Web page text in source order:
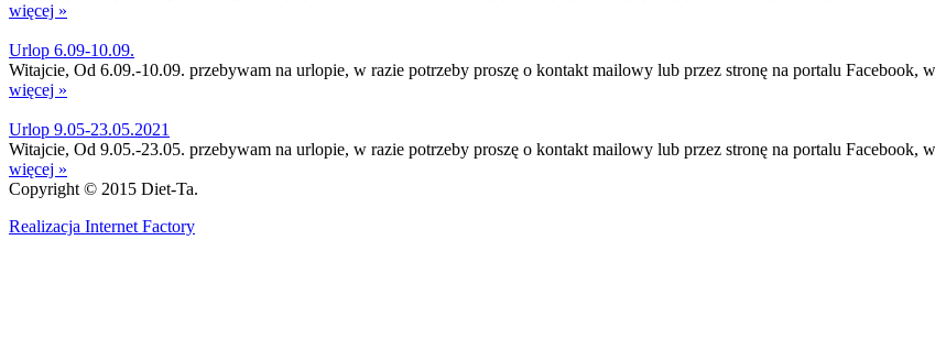
więcej »
Urlop 6.09-10.09.
Witajcie, Od 6.09.-10.09. przebywam na urlopie, w razie potrzeby proszę o kontakt mailowy lub przez stronę na portalu Facebook,
więcej »
Urlop 9.05-23.05.2021
Witajcie, Od 9.05.-23.05. przebywam na urlopie, w razie potrzeby proszę o kontakt mailowy lub przez stronę na portalu Facebook,
więcej »
Copyright © 2015 Diet-Ta.
Realizacja Internet Factory